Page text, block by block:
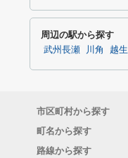
周辺の駅から探す
武州長瀬 川角 越生
市区町村から探す
町名から探す
路線から探す